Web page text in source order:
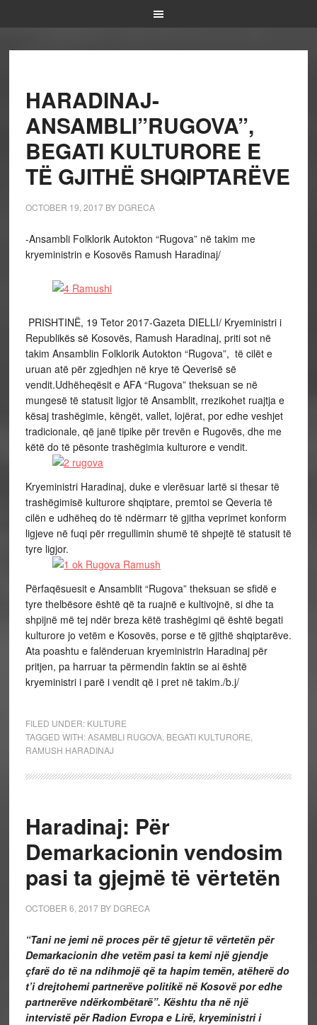
HARADINAJ-
ANSAMBLI”RUGOVA”,
BEGATI KULTURORE E
TË GJITHË SHQIPTARËVE
OCTOBER 19, 2017BY DGRECA
-Ansambli Folklorik Autokton “Rugova” në takim me
kryeministrin e Kosovës Ramush Haradinaj/
PRISHTINË, 19 Tetor 2017-Gazeta DIELLI/ Kryeministri i
Republikës së Kosovës, Ramush Haradinaj, priti sot në
takim Ansamblin Folklorik Autokton “Rugova”, të cilët e
uruan atë për zgjedhjen në krye të Qeverisë së
vendit.Udhëheqësit e AFA “Rugova” theksuan se në
mungesë të statusit ligjor të Ansamblit, rrezikohet ruajtja e
kësaj trashëgimie, këngët, vallet, lojërat, por edhe veshjet
tradicionale, që janë tipike për trevën e Rugovës, dhe me
këtë do të pësonte trashëgimia kulturore e vendit.
Kryeministri Haradinaj, duke e vlerësuar lartë si thesar të
trashëgimisë kulturore shqiptare, premtoi se Qeveria të
cilën e udhëheq do të ndërmarr të gjitha veprimet konform
ligjeve në fuqi për rregullimin shumë të shpejtë të statusit të
tyre ligjor.
Përfaqësuesit e Ansamblit “Rugova” theksuan se sfidë e
tyre thelbësore është që ta ruajnë e kultivojnë, si dhe ta
shpijnë më tej ndër breza këtë trashëgimi që është begati
kulturore jo vetëm e Kosovës, porse e të gjithë shqiptarëve.
Ata poashtu e falënderuan kryeministrin Haradinaj për
pritjen, pa harruar ta përmendin faktin se ai është
kryeministri i parë i vendit që i pret në takim./b.j/
FILED UNDER: KULTURE
TAGGED WITH:ASAMBLI RUGOVA, BEGATI KULTURORE
RAMUSH HARADINAJ
Haradinaj: Për
Demarkacionin vendosim
pasi ta gjejmë të vërtetën
OCTOBER 6, 2017BY DGRECA
“Tani ne jemi në proces për të gjetur të vërtetën për
Demarkacionin dhe vetëm pasi ta kemi një gjendje
çfarë do të na ndihmojë që ta hapim temën, atëherë do
t’i drejtohemi partnerëve politikë në Kosovë por edhe
partnerëve ndërkombëtarë”. Kështu tha në një
intervistë për Radion Evropa e Lirë, kryeministri i